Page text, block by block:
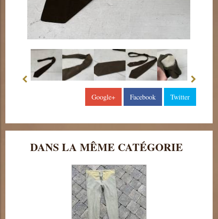
Google+ Facebook Twitter
DANS LA MÊME CATÉGORIE